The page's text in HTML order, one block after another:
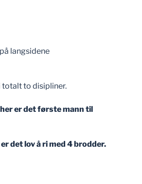
langsidene
totalt to disipliner.
er det første mann til
det lov å ri med 4 brodder.